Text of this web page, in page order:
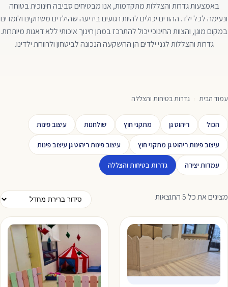
באמצעות גדרות והצללות מתקדמות, אנו מבטיחים סביבה חינוכית בטוחה
ונעימה לכל ילד. ההורים יכולים להיות רגועים בידיעה שהילדים משחקים ולומדים
במקום מוגן, והצוות החינוכי יכול להתרכז במתן חינוך איכותי ללא דאגות מיותרות.
גדרות והצללות לגני ילדים הן ההשקעה הנכונה לביטחון ולרווחת ילדינו.
עמוד הבית גדרות בטיחות והצללה
הכול ריהוט גן מתקני חוץ שולחנות עיצוב פינות
עיצוב פינות ריהוט גן מתקני חוץ עיצוב פינות ריהוט גן עיצוב פינות
עמדות יצירה גדרות בטיחות והצללה
מציגים את כל ⁦5⁩ התוצאות